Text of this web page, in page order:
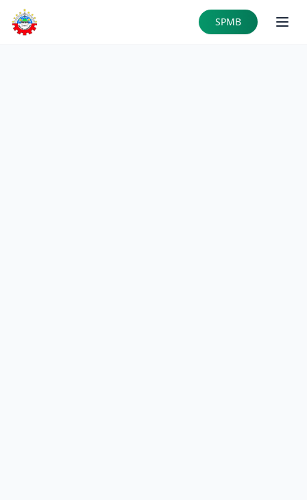
Skip to main content
SPMB